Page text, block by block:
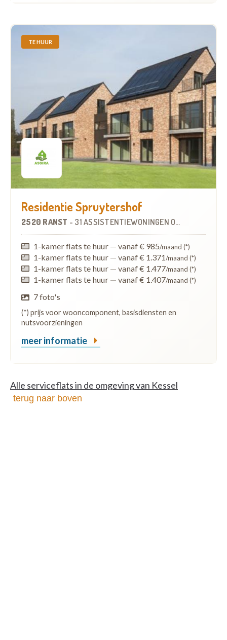
TE HUUR
Residentie Spruytershof
2520 RANST - 31 ASSISTENTIEWONINGEN OP
1-kamer flats te huur — vanaf € 985/maand (*)
1-kamer flats te huur — vanaf € 1.371/maand (*)
1-kamer flats te huur — vanaf € 1.477/maand (*)
1-kamer flats te huur — vanaf € 1.407/maand (*)
7 foto's
(*) prijs voor wooncomponent, basisdiensten en
nutsvoorzieningen
meer informatie
Alle serviceflats in de omgeving van Kessel
terug naar boven